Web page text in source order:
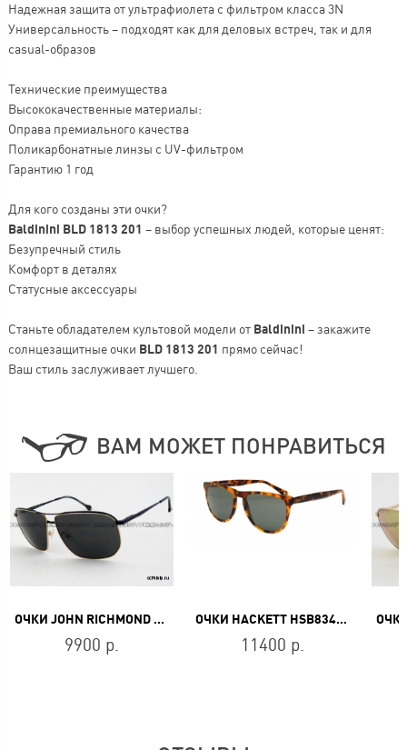
Надежная защита от ультрафиолета с фильтром класса 3N
Универсальность – подходят как для деловых встреч, так и для
casual-образов
Технические преимущества
Высококачественные материалы:
Оправа премиального качества
Поликарбонатные линзы с UV-фильтром
Гарантию 1 год
Для кого созданы эти очки?
Baldinini BLD 1813 201 – выбор успешных людей, которые ценят:
Безупречный стиль
Комфорт в деталях
Статусные аксессуары
Станьте обладателем культовой модели от Baldinini – закажите
солнцезащитные очки BLD 1813 201 прямо сейчас!
Ваш стиль заслуживает лучшего.
ВАМ МОЖЕТ ПОНРАВИТЬСЯ
ОЧКИ JOHN RICHMOND JR 687 01
9900 р.
ОЧКИ HACKETT HSB834127
11400 р.